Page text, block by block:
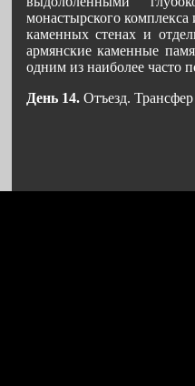
монастырского
каменных стенах и
армянские каменные
одним из наиболее часто
День 14.Отъезд. Трансфер